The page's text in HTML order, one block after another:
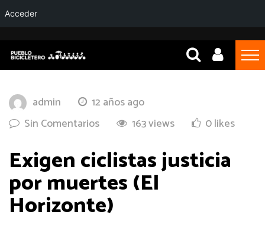
admin
12 años ago
Sin Comentarios
163 views 0 likes
Exigen ciclistas justicia
por muertes (El
Horizonte)
Acceder